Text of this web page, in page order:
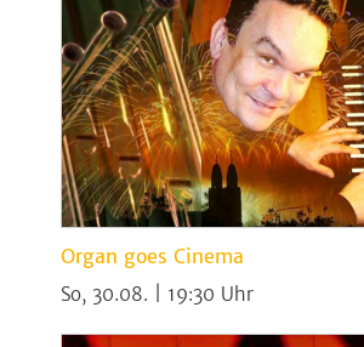
Organ goes Cinema
So, 30.08. | 19:30